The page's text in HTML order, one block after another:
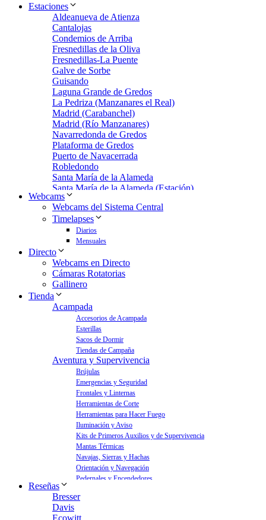
Estaciones
Aldeanueva de Atienza
Cantalojas
Condemios de Arriba
Fresnedillas de la Oliva
Fresnedillas-La Puente
Galve de Sorbe
Guisando
Laguna Grande de Gredos
La Pedriza (Manzanares el Real)
Madrid (Carabanchel)
Madrid (Río Manzanares)
Navarredonda de Gredos
Plataforma de Gredos
Puerto de Navacerrada
Robledondo
Santa María de la Alameda
Santa María de la Alameda (Estación)
Zarzalejo
Zarzalejo Estación
Zarzalejo-Machotas
Webcams
Webcams del Sistema Central
Timelapses
Diarios
Mensuales
Directo
Webcams en Directo
Cámaras Rotatorias
Gallinero
Tienda
Acampada
Accesorios de Acampada
Esterillas
Sacos de Dormir
Tiendas de Campaña
Aventura y Supervivencia
Brújulas
Emergencias y Seguridad
Frontales y Linternas
Herramientas de Corte
Herramientas para Hacer Fuego
Iluminación y Aviso
Kits de Primeros Auxilios y de Supervivencia
Mantas Térmicas
Navajas, Sierras y Hachas
Orientación y Navegación
Pedernales y Encendedores
Aves y Jardín
Bebederos para Aves
Reseñas
Bresser
Davis
Ecowitt